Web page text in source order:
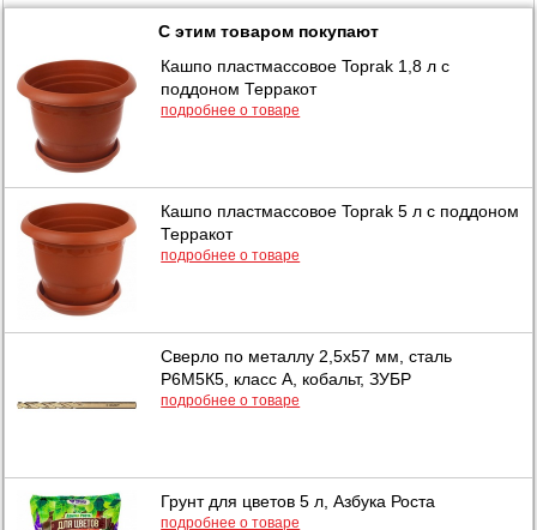
С этим товаром покупают
Кашпо пластмассовое Toprak 1,8 л с
поддоном Терракот
подробнее о товаре
Кашпо пластмассовое Toprak 5 л с поддоном
Терракот
подробнее о товаре
Сверло по металлу 2,5х57 мм, сталь
Р6М5К5, класс А, кобальт, ЗУБР
подробнее о товаре
Грунт для цветов 5 л, Азбука Роста
подробнее о товаре